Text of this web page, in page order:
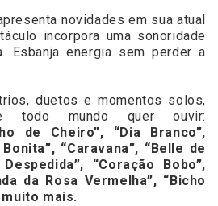
novidades em sua atual
incorpora uma sonoridade
Esbanja energia sem perder a
duetos e momentos solos,
todo mundo quer ouvir:
de Cheiro”, “Dia Branco”,
“Caravana”, “Belle de
“Coração Bobo”,
da Rosa Vermelha”, “Bicho
mais.